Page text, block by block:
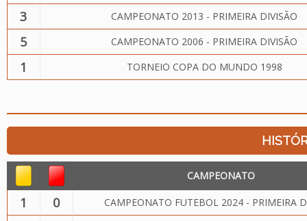
3 CAMPEONATO 2013 - PRIMEIRA DIVISÃO
5 CAMPEONATO 2006 - PRIMEIRA DIVISÃO
1 TORNEIO COPA DO MUNDO 1998
CAMPEONATO
1 0 CAMPEONATO FUTEBOL 2024 - PRIMEIRA